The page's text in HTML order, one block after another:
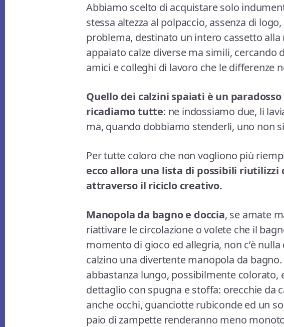
Abbiamo scelto di acquistare solo
stessa altezza al polpaccio, assenza di
problema, destinato un intero cassetto
appaiato calze diverse ma simili, cercando
amici e colleghi di lavoro che le differenze
Quello dei calzini spaiati è un
ricadiamo tutte: ne indossiamo due, li
ma, quando dobbiamo stenderli, uno non
Per tutte coloro che non vogliono più
ecco allora una lista di possibili riutilizzi
attraverso il riciclo creativo.
Manopola da bagno e doccia, se amate
riattivare le circolazione o volete che il
momento di gioco ed allegria, non c’è
calzino una divertente manopola da
abbastanza lungo, possibilmente colorato,
dettaglio con spugna e stoffa: orecchie da
anche occhi, guanciotte rubiconde ed un
paio di zampette renderanno meno